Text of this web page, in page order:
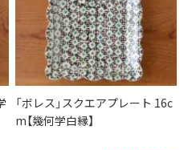
「ボレス」スクエアプレート 16c
m【幾何学白縁】